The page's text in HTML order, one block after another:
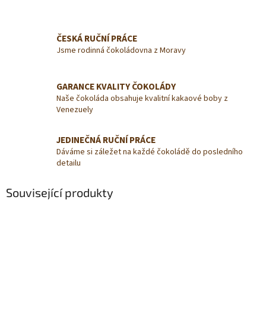
ČESKÁ RUČNÍ PRÁCE
Jsme rodinná čokoládovna z Moravy
GARANCE KVALITY ČOKOLÁDY
Naše čokoláda obsahuje kvalitní kakaové boby z
Venezuely
JEDINEČNÁ RUČNÍ PRÁCE
Dáváme si záležet na každé čokoládě do posledního
detailu
Související produkty